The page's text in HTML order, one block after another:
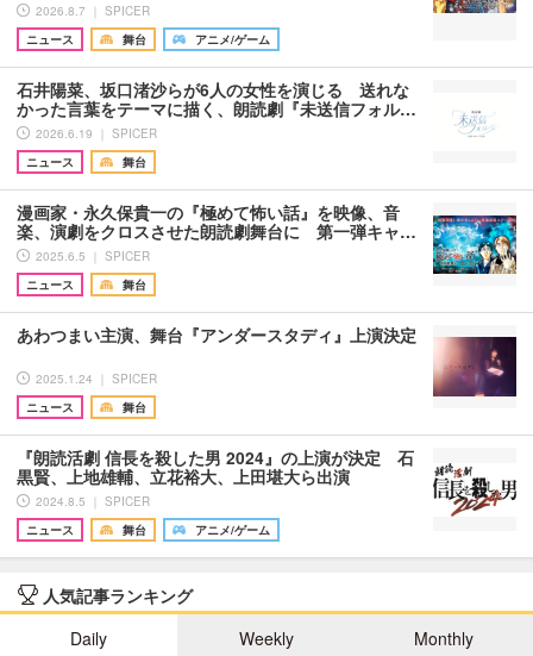
2026.8.7 ｜ SPICER
ニュース
舞台 アニメ/ゲーム
石井陽菜、坂口渚沙らが6人の女性を演じる 送れな
かった言葉をテーマに描く、朗読劇『未送信フォル…
2026.6.19 ｜ SPICER
ニュース
舞台
漫画家・永久保貴一の『極めて怖い話』を映像、音
楽、演劇をクロスさせた朗読劇舞台に 第一弾キャ…
2025.6.5 ｜ SPICER
ニュース
舞台
あわつまい主演、舞台『アンダースタディ』上演決定
2025.1.24 ｜ SPICER
ニュース
舞台
『朗読活劇 信長を殺した男 2024』の上演が決定 石
黒賢、上地雄輔、立花裕大、上田堪大ら出演
2024.8.5 ｜ SPICER
ニュース
舞台 アニメ/ゲーム
人気記事ランキング
Daily
Weekly Monthly